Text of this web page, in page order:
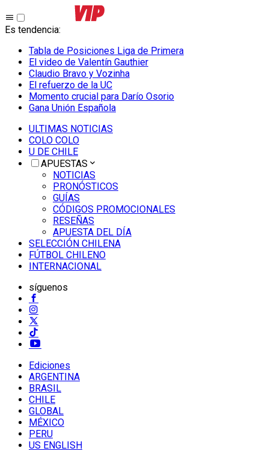
Es tendencia:
Tabla de Posiciones Liga de Primera
El video de Valentín Gauthier
Claudio Bravo y Vozinha
El refuerzo de la UC
Momento crucial para Darío Osorio
Gana Unión Española
ULTIMAS NOTICIAS
COLO COLO
U DE CHILE
APUESTAS
NOTICIAS
PRONÓSTICOS
GUÍAS
CÓDIGOS PROMOCIONALES
RESEÑAS
APUESTA DEL DÍA
SELECCIÓN CHILENA
FÚTBOL CHILENO
INTERNACIONAL
síguenos
Ediciones
ARGENTINA
BRASIL
CHILE
GLOBAL
MÉXICO
PERU
US ENGLISH